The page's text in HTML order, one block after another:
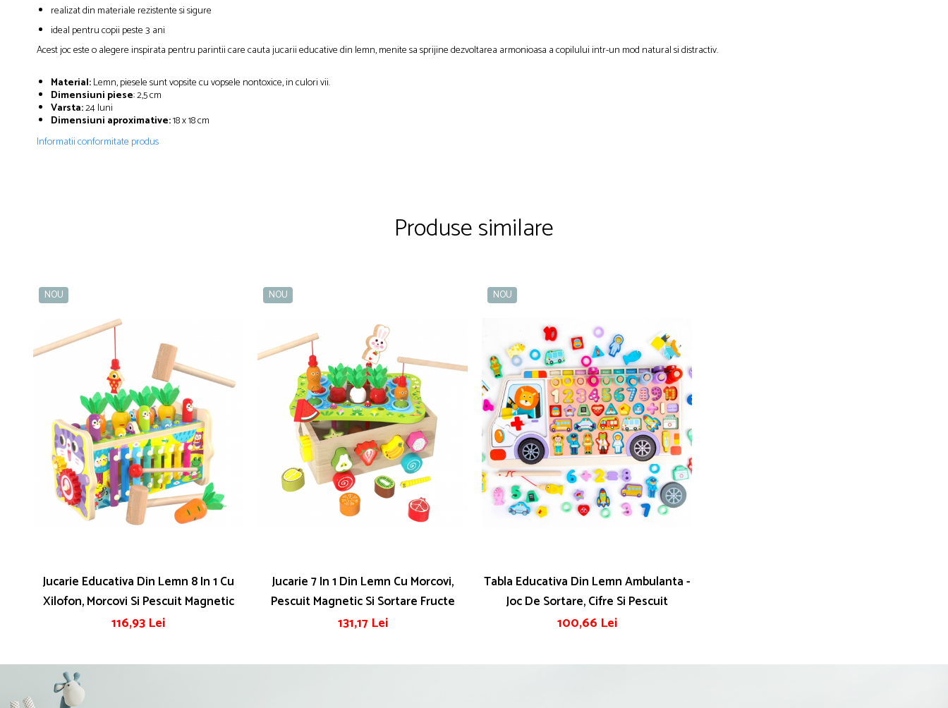
realizat din materiale rezistente si sigure
ideal pentru copii peste 3 ani
Acest joc este o alegere inspirata pentru parintii care cauta jucarii educative din lemn, menite sa sprijine dezvoltarea armonioasa a copilului intr-un mod natural si distractiv.
Material:Lemn, piesele sunt vopsite cu vopsele nontoxice, in culori vii.
Dimensiuni piese: 2,5 cm
Varsta:24 luni
Dimensiuni aproximative:18 x 18 cm
Informatii conformitate produs
Produse similare
NOU
Jucarie Educativa Din Lemn 8 In 1 Cu
Xilofon, Morcovi Si Pescuit Magnetic
116,93 Lei
NOU
Jucarie 7 In 1 Din Lemn Cu Morcovi,
Pescuit Magnetic Si Sortare Fructe
131,17 Lei
NOU
Tabla Educativa Din Lemn Ambulanta -
Joc De Sortare, Cifre Si Pescuit
100,66 Lei